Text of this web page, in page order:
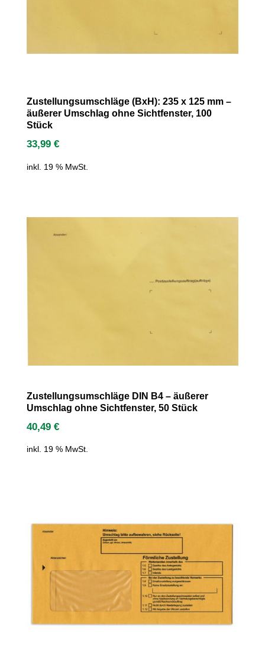
Zustellungsumschläge (BxH): 235 x 125 mm –
äußerer Umschlag ohne Sichtfenster, 100
Stück
33,99 €
inkl. 19 % MwSt.
Zustellungsumschläge DIN B4 – äußerer
Umschlag ohne Sichtfenster, 50 Stück
40,49 €
inkl. 19 % MwSt.